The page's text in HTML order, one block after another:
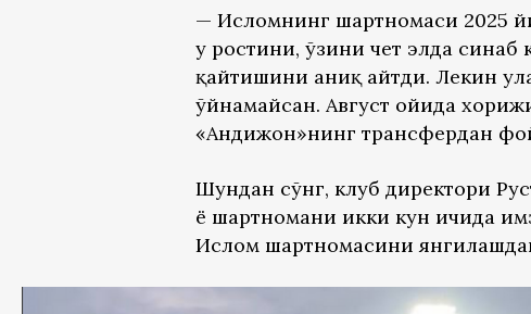
— Исломнинг шартномаси 2025
у ростини, ўзини чет элда синаб
қайтишини аниқ айтди. Лекин
ўйнамайсан. Август ойида
«Андижон»нинг трансфердан
Шундан сўнг, клуб директори
ё шартномани икки кун ичида
Ислом шартномасини